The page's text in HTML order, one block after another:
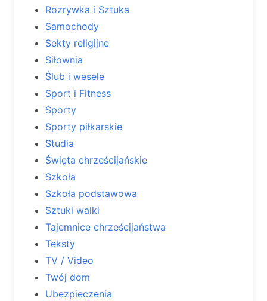
Rozrywka i Sztuka
Samochody
Sekty religijne
Siłownia
Ślub i wesele
Sport i Fitness
Sporty
Sporty piłkarskie
Studia
Święta chrześcijańskie
Szkoła
Szkoła podstawowa
Sztuki walki
Tajemnice chrześcijaństwa
Teksty
TV / Video
Twój dom
Ubezpieczenia